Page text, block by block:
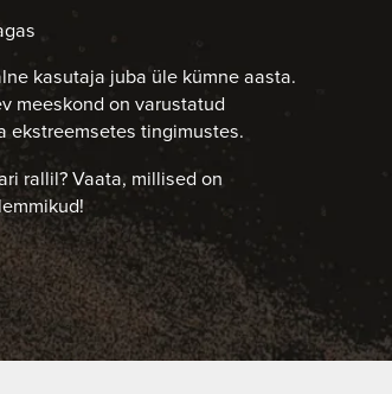
kasutaja juba üle kümne aasta.
meeskond on varustatud
ekstreemsetes tingimustes.
rallil? Vaata, millised on